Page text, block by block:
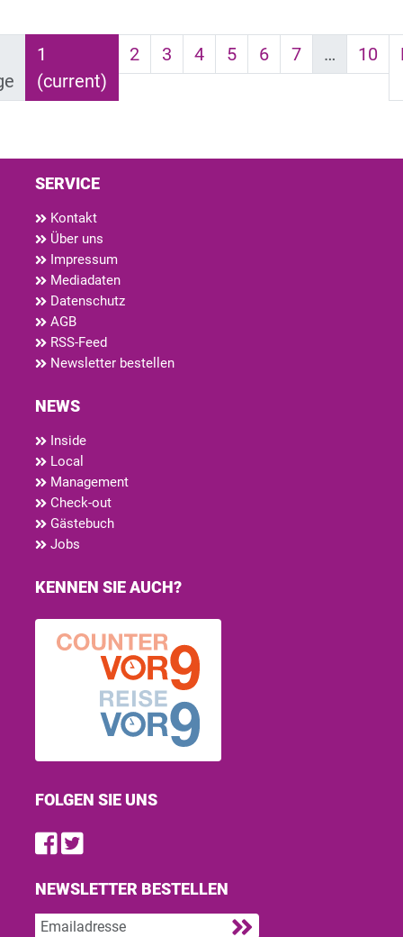
1
(current)
2 3 4 5 6 7 … 10
SERVICE
Kontakt
Über uns
Impressum
Mediadaten
Datenschutz
AGB
RSS-Feed
Newsletter bestellen
NEWS
Inside
Local
Management
Check-out
Gästebuch
Jobs
KENNEN SIE AUCH?
FOLGEN SIE UNS
Find us on Facebook
Follow us on Twitter
NEWSLETTER BESTELLEN